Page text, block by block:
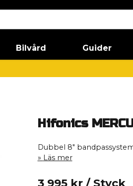
Bilvård Guider
Hifonics
Dubbel 8"
Läs mer
3 995 kr / Styck